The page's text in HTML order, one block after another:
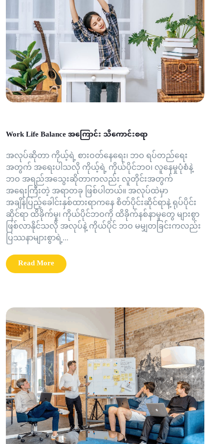
Work Life Balance အကြောင်း သိကောင်းစရာ
အလုပ်ဆိုတာ ကိုယ့်ရဲ့ စားဝတ်နေရေး၊ ဘဝ ရပ်တည်ရေး
အတွက် အရေးပါသလို ကိုယ့်ရဲ့ ကိုယ်ပိုင်ဘဝ၊ လူနေမှုပုံစံနဲ့
ဘဝ အရည်အသွေးဆိုတာကလည်း လူတိုင်းအတွက်
အရေးကြီးတဲ့ အရာတခု ဖြစ်ပါတယ်။ အလုပ်ထဲမှာ
အချိန်ပြည့်ခေါင်းနှစ်ထားရာကနေ စိတ်ပိုင်းဆိုင်ရာနဲ့ ရုပ်ပိုင်း
ဆိုင်ရာ ထိခိုက်မှု၊ ကိုယ်ပိုင်ဘဝကို ထိခိုက်နစ်နာမှုတွေ များစွာ
ဖြစ်လာနိုင်သလို အလုပ်နဲ့ ကိုယ်ပိုင် ဘဝ မမျှတခြင်းကလည်း
ပြဿနာများစွာရဲ့...
Read More